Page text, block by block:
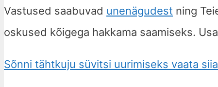
Vastused saabuvad unenägudest ning
oskused kõigega hakkama saamiseks.
Sõnni tähtkuju süvitsi uurimiseks vaata